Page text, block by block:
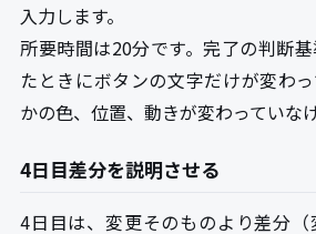
入力します。
所要時間は20分です。完了の判断
たときにボタンの文字だけが変わ
かの色、位置、動きが変わっていな
4日目差分を説明させる
4日目は、変更そのものより差分